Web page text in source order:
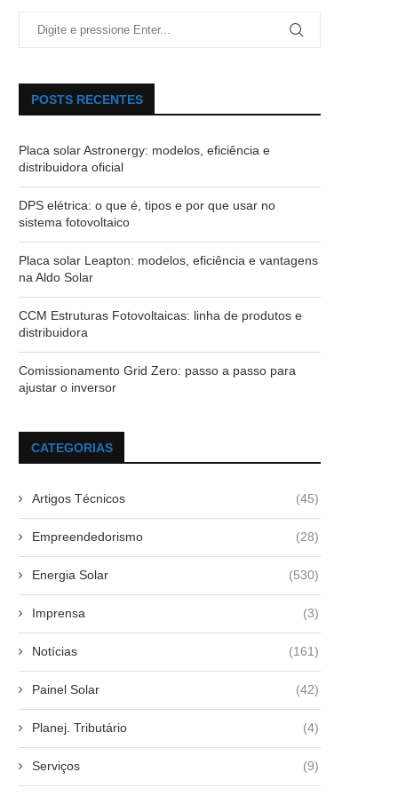
POSTS RECENTES
Placa solar Astronergy: modelos, eficiência e
distribuidora oficial
DPS elétrica: o que é, tipos e por que usar no
sistema fotovoltaico
Placa solar Leapton: modelos, eficiência e vantagens
na Aldo Solar
CCM Estruturas Fotovoltaicas: linha de produtos e
distribuidora
Comissionamento Grid Zero: passo a passo para
ajustar o inversor
CATEGORIAS
Artigos Técnicos (45)
Empreendedorismo (28)
Energia Solar (530)
Imprensa (3)
Notícias (161)
Painel Solar (42)
Planej. Tributário (4)
Serviços (9)